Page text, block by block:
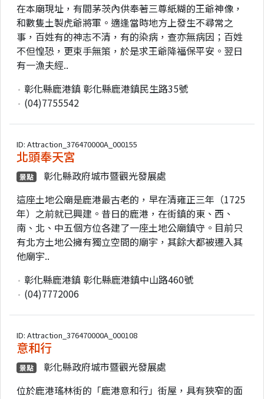
在本廟現址，有間茅茨內供奉著三尊紙糊的王爺神像，
和數隻土製虎爺將軍。適逢當時地方上發生不尋常之
事，百姓有的神志不清，有的染病，查亦無病因；百姓
不但惶恐，更束手無策，於是求王爺降福保平安。翌日
有一漁夫經..
彰化縣鹿港鎮 彰化縣鹿港鎮民生路35號
(04)7755542
ID: Attraction_376470000A_000155
北頭奉天宮
景點
彰化縣政府城市暨觀光發展處
這座土地公廟是鹿港最古老的，早在清雍正三年（1725
年）之前就已興建。昔日的鹿港，在街鎮的東、西、
南、北、中五個方位各建了一座土地公廟鎮守。目前只
有北方土地公擁有獨立空間的廟宇，其餘大都被遷入其
他廟宇..
彰化縣鹿港鎮 彰化縣鹿港鎮中山路460號
(04)7772006
ID: Attraction_376470000A_000108
意和行
景點
彰化縣政府城市暨觀光發展處
位於鹿港瑤林街的「鹿港意和行」街屋，具有狹窄的面